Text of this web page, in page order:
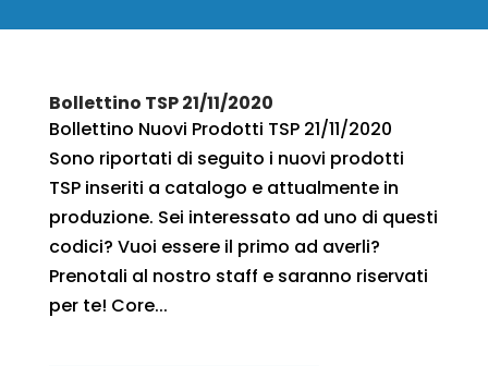
Bollettino TSP 21/11/2020
Bollettino Nuovi Prodotti TSP 21/11/2020
Sono riportati di seguito i nuovi prodotti
TSP inseriti a catalogo e attualmente in
produzione. Sei interessato ad uno di questi
codici? Vuoi essere il primo ad averli?
Prenotali al nostro staff e saranno riservati
per te! Core...